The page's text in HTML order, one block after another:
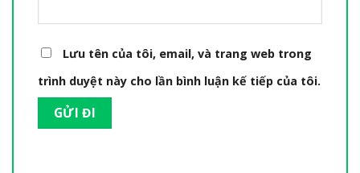
Lưu tên của tôi, email, và trang web trong
trình duyệt này cho lần bình luận kế tiếp của tôi.